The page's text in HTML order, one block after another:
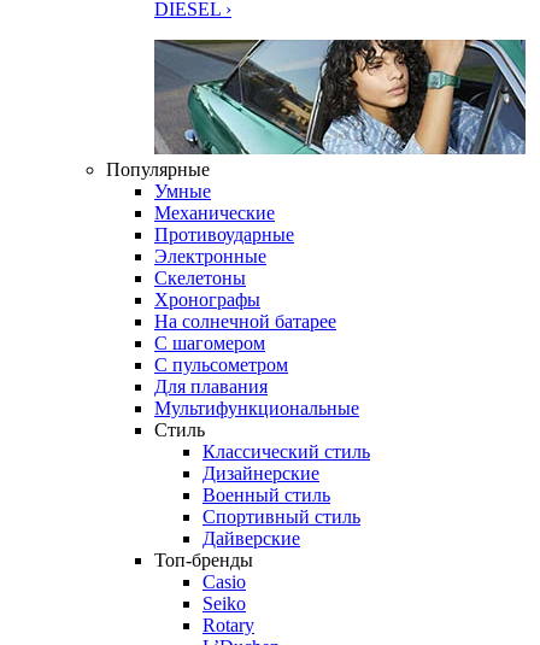
DIESEL ›
Популярные
Умные
Механические
Противоударные
Электронные
Скелетоны
Хронографы
На солнечной батарее
С шагомером
С пульсометром
Для плавания
Мультифункциональные
Стиль
Классический стиль
Дизайнерские
Военный стиль
Спортивный стиль
Дайверские
Топ-бренды
Casio
Seiko
Rotary